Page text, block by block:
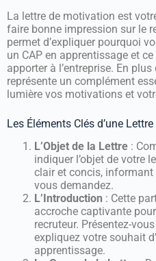
La lettre de motivation est
faire bonne impression sur le
permet d’expliquer pourquoi
un CAP en apprentissage et
apporter à l’entreprise. En plus
représente un complément
lumière vos motivations et
Les Éléments Clés d’une
L’Objet de la Lettre :
indiquer l’objet de votre
clair et concis, informant
vous demandez.
L’Introduction : Cette
accroche captivante
recruteur. Présentez-
expliquez votre souhait
apprentissage.